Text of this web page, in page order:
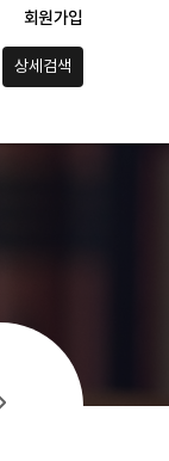
회원가입
상세검색